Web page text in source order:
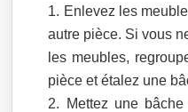
Enlevez les
autre pièce. Si vous
les meubles,
pièce et étalez une
Mettez une